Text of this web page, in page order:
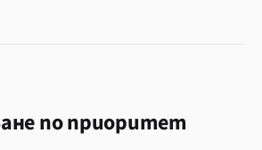
по приоритет